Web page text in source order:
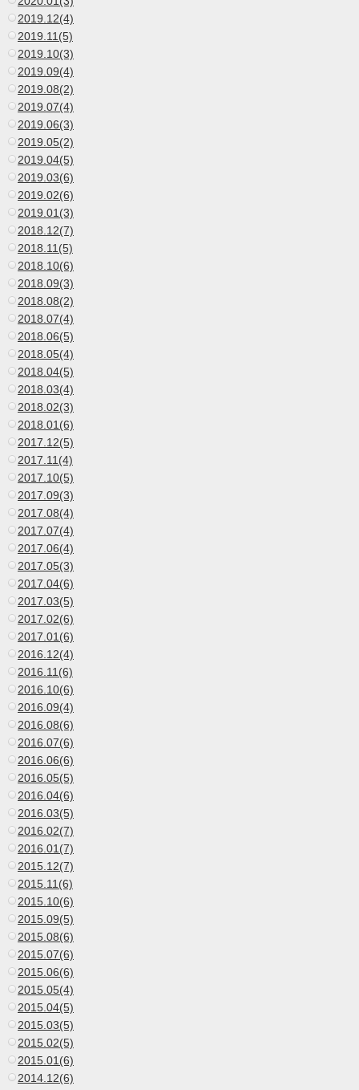
2019.12(4)
2019.11(5)
2019.10(3)
2019.09(4)
2019.08(2)
2019.07(4)
2019.06(3)
2019.05(2)
2019.04(5)
2019.03(6)
2019.02(6)
2019.01(3)
2018.12(7)
2018.11(5)
2018.10(6)
2018.09(3)
2018.08(2)
2018.07(4)
2018.06(5)
2018.05(4)
2018.04(5)
2018.03(4)
2018.02(3)
2018.01(6)
2017.12(5)
2017.11(4)
2017.10(5)
2017.09(3)
2017.08(4)
2017.07(4)
2017.06(4)
2017.05(3)
2017.04(6)
2017.03(5)
2017.02(6)
2017.01(6)
2016.12(4)
2016.11(6)
2016.10(6)
2016.09(4)
2016.08(6)
2016.07(6)
2016.06(6)
2016.05(5)
2016.04(6)
2016.03(5)
2016.02(7)
2016.01(7)
2015.12(7)
2015.11(6)
2015.10(6)
2015.09(5)
2015.08(6)
2015.07(6)
2015.06(6)
2015.05(4)
2015.04(5)
2015.03(5)
2015.02(5)
2015.01(6)
2014.12(6)